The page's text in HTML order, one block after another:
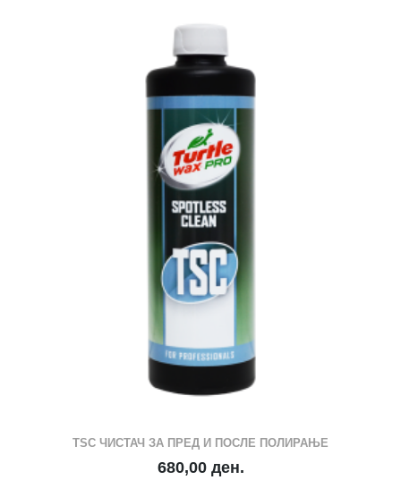
TSC ЧИСТАЧ ЗА ПРЕД И ПОСЛЕ ПОЛИРАЊЕ
680,00 ден.